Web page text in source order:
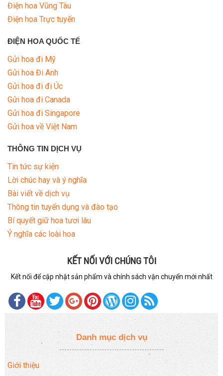
Điện hoa Vũng Tàu
Điện hoa Trực tuyến
ĐIỆN HOA QUỐC TẾ
Gửi hoa đi Mỹ
Gửi hoa Đi Anh
Gửi hoa đi đi Úc
Gửi hoa đi Canada
Gửi hoa đi Singapore
Gửi hoa về Việt Nam
THÔNG TIN DỊCH VỤ
Tin tức sự kiện
Lời chúc hay và ý nghĩa
Bài viết về dịch vụ
Thông tin tuyển dụng và đào tạo
Bí quyết giữ hoa tươi lâu
Ý nghĩa các loài hoa
KẾT NỐI VỚI CHÚNG TÔI
Kết nối để cập nhật sản phẩm và chính sách vận chuyển mới nhất
Danh mục dịch vụ
Giới thiệu